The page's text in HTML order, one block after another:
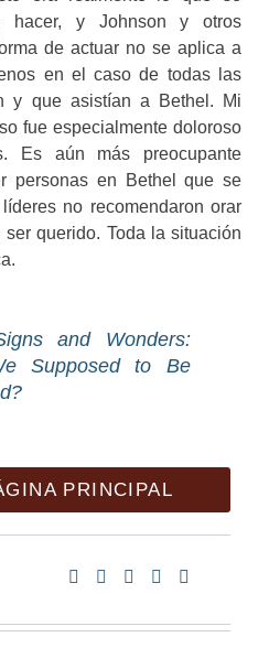
hacer, y Johnson y otros
de actuar no se aplica a
en el caso de todas las
y que asistían a Bethel. Mi
fue especialmente doloroso
Es aún más preocupante
personas en Bethel que se
no recomendaron orar
querido. Toda la situación
and Wonders:
Supposed to Be
PRINCIPAL